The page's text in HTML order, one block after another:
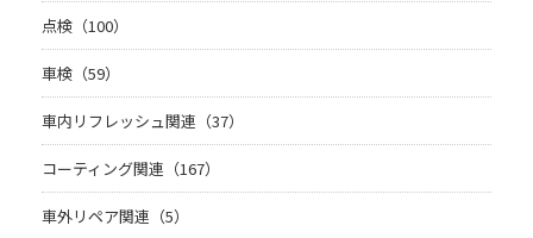
点検（100）
車検（59）
車内リフレッシュ関連（37）
コーティング関連（167）
車外リペア関連（5）